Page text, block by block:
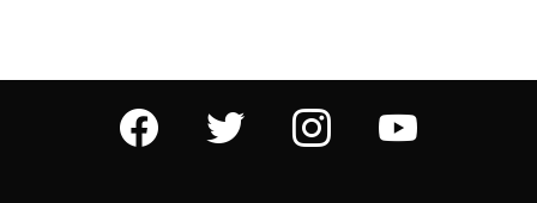
facebook twitter instagram